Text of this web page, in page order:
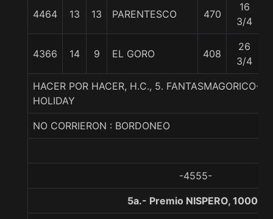
4464 13 13 PARENTESCO 470
16
3/4
4366 14 9 EL GORO 408
26
3/4
HACER POR HACER, H.C., 5. FANTASMAGORICO-
HOLIDAY
NO CORRIERON : BORDONEO
-4555-
5a.- Premio NISPERO, 1000